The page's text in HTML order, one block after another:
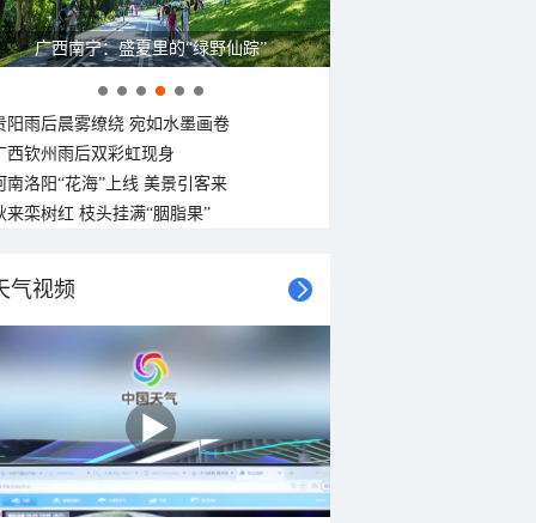
呼伦贝尔草原 藏着最治愈的蓝天白云
阳雨后晨雾缭绕 宛如水墨画卷
西钦州雨后双彩虹现身
南洛阳“花海”上线 美景引客来
来栾树红 枝头挂满“胭脂果”
气视频